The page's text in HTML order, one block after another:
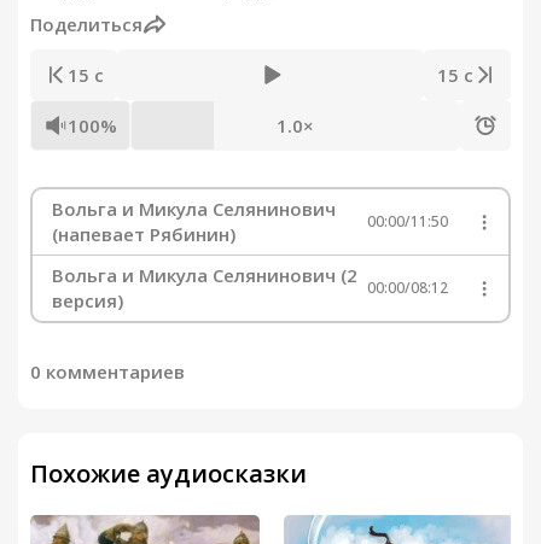
Поделиться
15 с 15 с
100% 1.0×
Вольга и Микула Селянинович
(напевает Рябинин)
00:00/11:50
Вольга и Микула Селянинович (2
версия)
00:00/08:12
0 комментариев
Похожие аудиосказки